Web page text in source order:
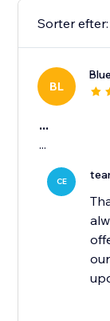
Sorter efter:
BL
...
...
CE